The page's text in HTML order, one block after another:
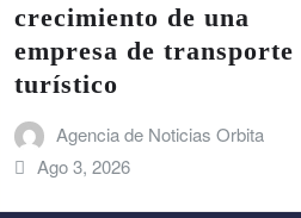
crecimiento de una
empresa de transporte
turístico
Agencia de Noticias Orbita
Ago 3, 2026